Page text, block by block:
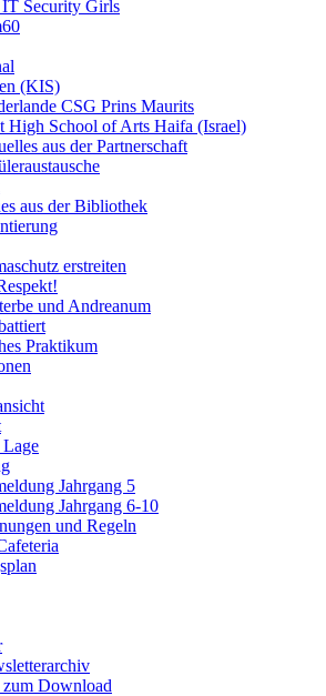
Security Girls
(KIS)
CSG Prins Maurits
High School of Arts Haifa (Israel)
aus der Partnerschaft
aus der Bibliothek
erstreiten
und Andreanum
Praktikum
Jahrgang 5
Jahrgang 6-10
und Regeln
Download